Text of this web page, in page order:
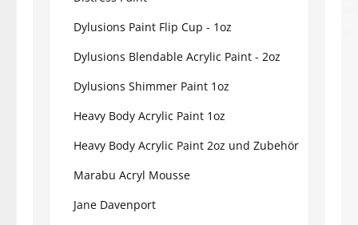
Dylusions Paint Flip Cup - 1oz
Dylusions Blendable Acrylic Paint - 2oz
Dylusions Shimmer Paint 1oz
Heavy Body Acrylic Paint 1oz
Heavy Body Acrylic Paint 2oz und Zubehör
Marabu Acryl Mousse
Jane Davenport